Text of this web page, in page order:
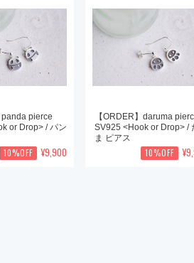
panda pierce
or Drop> / パン
10%OFF ¥9,900
【ORDER】daruma
SV925 <Hook or Drop> /
ま ピアス
10%OFF